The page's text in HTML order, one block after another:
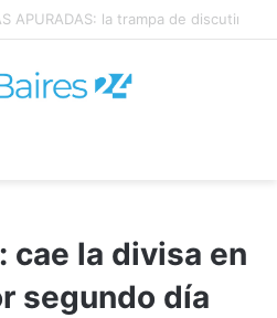
La INFLACIÓN de CABA se DISPARÓ al 2,9% en JULIO: 19,4% en 2026
cae la divisa en
segundo día